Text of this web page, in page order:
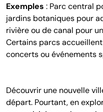
Exemples : Parc central
jardins botaniques pour
rivière ou de canal pour
Certains parcs
concerts ou événements
Découvrir une nouvelle
départ. Pourtant, en